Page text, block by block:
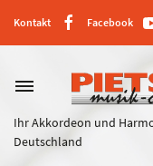
Kontakt Facebook
dehaze
Ihr Akkordeon und
Deutschland